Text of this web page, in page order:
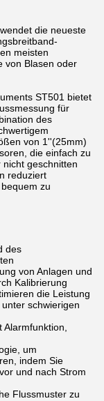
die neueste
meisten
von Blasen oder
ST501 bietet
für
des
von 1''(25mm)
die einfach zu
geschnitten
reduziert
zu
des
von Anlagen und
Kalibrierung
die Leistung
schwierigen
um
indem Sie
und nach Strom
Flussmuster zu